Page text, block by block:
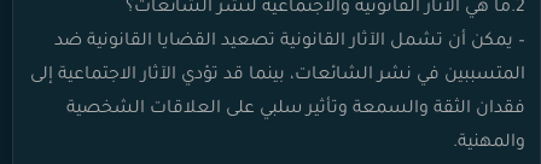
2.ما هي الآثار القانونية والاجتماعية لنشر الشائعات؟
– يمكن أن تشمل الآثار القانونية تصعيد القضايا القانونية ضد
المتسببين في نشر الشائعات، بينما قد تؤدي الآثار الاجتماعية إلى
فقدان الثقة والسمعة وتأثير سلبي على العلاقات الشخصية
والمهنية.